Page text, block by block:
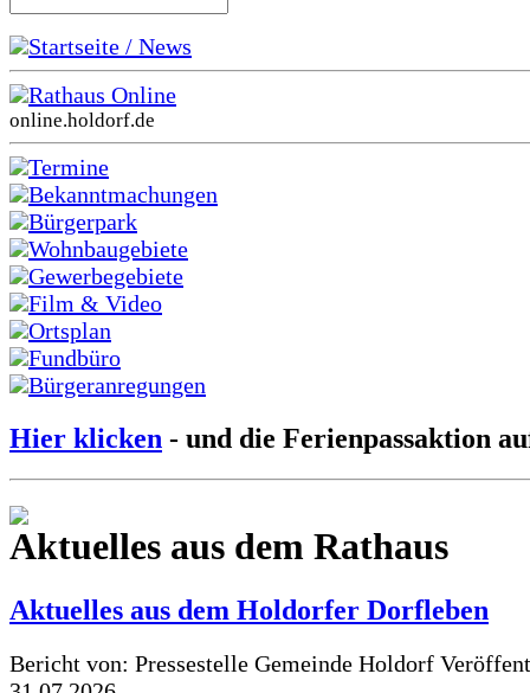
Startseite / News
Rathaus Online
online.holdorf.de
Termine
Bekanntmachungen
Bürgerpark
Wohnbaugebiete
Gewerbegebiete
Film & Video
Ortsplan
Fundbüro
Bürgeranregungen
Hier klicken - und die Ferienpassaktion
Aktuelles aus dem Rathaus
Aktuelles aus dem Holdorfer Dorfleben
Bericht von: Pressestelle Gemeinde Holdorf